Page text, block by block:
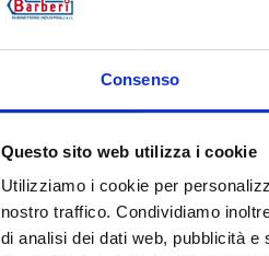
Consenso
Questo sito web utilizza i cookie
Utilizziamo i cookie per
nostro traffico. Condividiamo
di analisi dei dati web, pubblicità
G 1/2 M - G 1/2 F